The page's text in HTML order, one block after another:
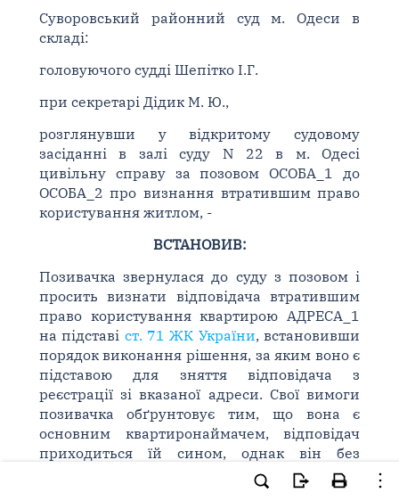
Суворовський районний суд м. Одеси в
складі:
головуючого судді Шепітко І.Г.
при секретарі Дідик М. Ю.,
розглянувши у відкритому судовому
засіданні в залі суду N 22 в м. Одесі
цивільну справу за позовом ОСОБА_1 до
ОСОБА_2 про визнання втратившим право
користування житлом, -
ВСТАНОВИВ:
Позивачка звернулася до суду з позовом і
просить визнати відповідача втратившим
право користування квартирою АДРЕСА_1
на підставі ст. 71 ЖК України, встановивши
порядок виконання рішення, за яким воно є
підставою для зняття відповідача з
реєстрації зі вказаної адреси. Свої вимоги
позивачка обґрунтовує тим, що вона є
основним квартиронаймачем, відповідач
приходиться їй сином, однак він без
поважних причин у квартирі не проживає,
мешкаючи з моменту реєстрації, тобто з